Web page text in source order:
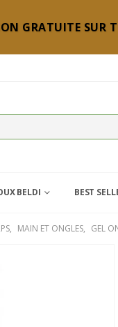
GRATUITE SUR
BELDI BEST
, MAIN ET ONGLES, GEL